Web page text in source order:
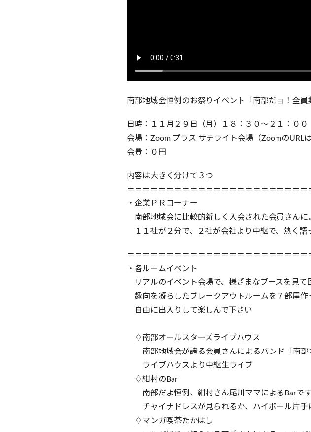
南部地域会恒例のお祭りイベント「南部だョ！全員
日時：１１月２９日（月）１８：３０～２１：００
会場：Zoom プラス サテライト会場（ZoomのURL
会費：０円
内容は大きく分けて３つ
＝＝＝＝＝＝＝＝＝＝＝＝＝＝＝＝＝＝＝＝＝＝
・企業ＰＲコーナー
南部地域会に比較的新しく入会された会員さんに
１１社が２分で、２社が会社より中継で、熱く語
＝＝＝＝＝＝＝＝＝＝＝＝＝＝＝＝＝＝＝＝＝＝
・各ルームイベント
リアルのイベント会場で、様ざまなブースを見て
趣向を凝らしたブレークアウトルームを７部屋作
自由に出入りして楽しんで下さい
♢南部オールスターズライブハウス
南部地域会が誇る会員さんによるバンド「南部
ライブハウスより中継生ライブ
♢紺村のBar
南部だよ恒例、紺村さん尾川ママによるBarです
チャイナドレスが見られるか、ハイボール片手
♢マンガ喫茶たかはし